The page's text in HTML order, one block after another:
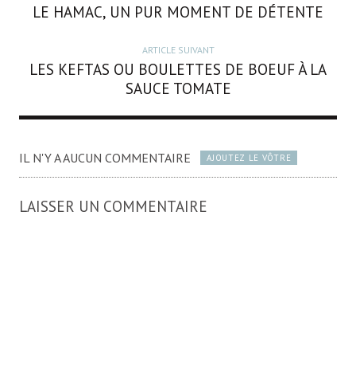
LE HAMAC, UN PUR MOMENT DE DÉTENTE
ARTICLE SUIVANT
LES KEFTAS OU BOULETTES DE BOEUF À LA
SAUCE TOMATE
IL N'Y A AUCUN COMMENTAIRE AJOUTEZ LE VÔTRE
LAISSER UN COMMENTAIRE